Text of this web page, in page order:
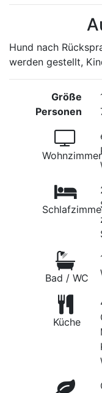
Hund nach
werden gestellt,
Größe
Personen
Wohnzimmer
Bad / WC
Küche